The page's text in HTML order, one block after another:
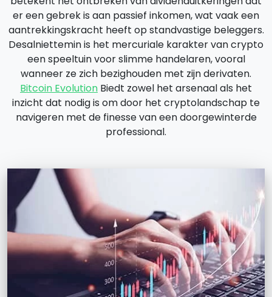
er een gebrek is aan passief inkomen, wat vaak een
aantrekkingskracht heeft op standvastige beleggers.
Desalniettemin is het mercuriale karakter van crypto
een speeltuin voor slimme handelaren, vooral
wanneer ze zich bezighouden met zijn derivaten.
Bitcoin Evolution Biedt zowel het arsenaal als het
inzicht dat nodig is om door het cryptolandschap te
navigeren met de finesse van een doorgewinterde
professional.